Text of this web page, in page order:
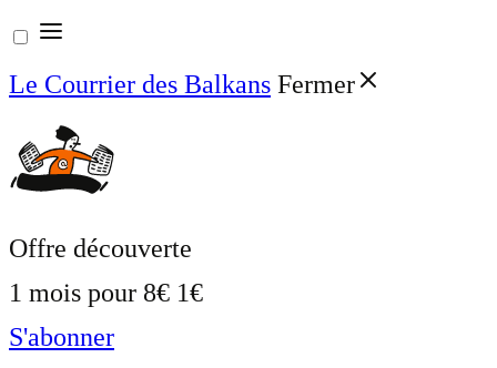
Aller
au
contenu
Le Courrier des Balkans Fermer
Offre découverte
1 mois pour 8€ 1€
S'abonner